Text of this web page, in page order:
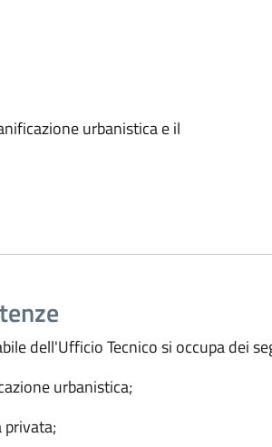
urbanistica e il
dell'Ufficio Tecnico si occupa dei
urbanistica;
privata;